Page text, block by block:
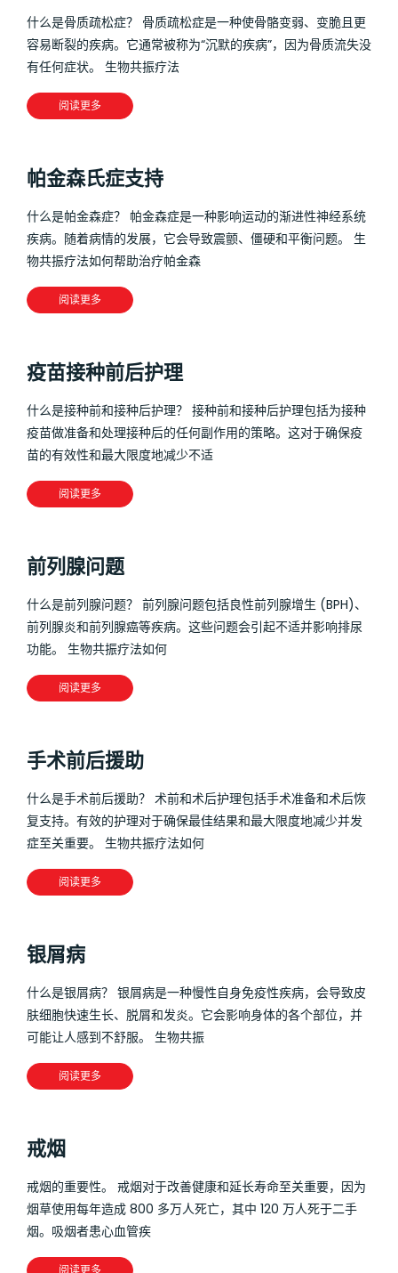
什么是骨质疏松症？ 骨质疏松症是一种使骨骼变弱、变脆且更
容易断裂的疾病。它通常被称为“沉默的疾病”，因为骨质流失没
有任何症状。 生物共振疗法
阅读更多
帕金森氏症支持
什么是帕金森症？ 帕金森症是一种影响运动的渐进性神经系统
疾病。随着病情的发展，它会导致震颤、僵硬和平衡问题。 生
物共振疗法如何帮助治疗帕金森
阅读更多
疫苗接种前后护理
什么是接种前和接种后护理？ 接种前和接种后护理包括为接种
疫苗做准备和处理接种后的任何副作用的策略。这对于确保疫
苗的有效性和最大限度地减少不适
阅读更多
前列腺问题
什么是前列腺问题？ 前列腺问题包括良性前列腺增生 (BPH)、
前列腺炎和前列腺癌等疾病。这些问题会引起不适并影响排尿
功能。 生物共振疗法如何
阅读更多
手术前后援助
什么是手术前后援助？ 术前和术后护理包括手术准备和术后恢
复支持。有效的护理对于确保最佳结果和最大限度地减少并发
症至关重要。 生物共振疗法如何
阅读更多
银屑病
什么是银屑病？ 银屑病是一种慢性自身免疫性疾病，会导致皮
肤细胞快速生长、脱屑和发炎。它会影响身体的各个部位，并
可能让人感到不舒服。 生物共振
阅读更多
戒烟
戒烟的重要性。 戒烟对于改善健康和延长寿命至关重要，因为
烟草使用每年造成 800 多万人死亡，其中 120 万人死于二手
烟。吸烟者患心血管疾